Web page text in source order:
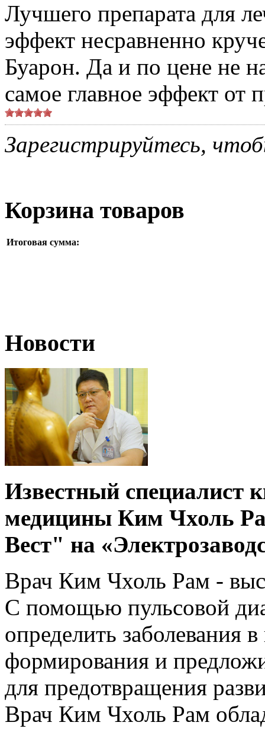
Лучшего препарата для
эффект несравненно
Буарон. Да и по цене не
самое главное эффект от
Зарегистрируйтесь,
Корзина товаров
Итоговая сумма:
Новости
Известный специалист
медицины Ким Чхоль
Вест" на
Врач Ким Чхоль Рам -
С помощью пульсовой
определить заболевания
формирования и
для предотвращения
Врач Ким Чхоль Рам